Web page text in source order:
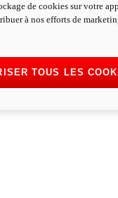
de cookies sur votre
à nos efforts de
TOUS LES